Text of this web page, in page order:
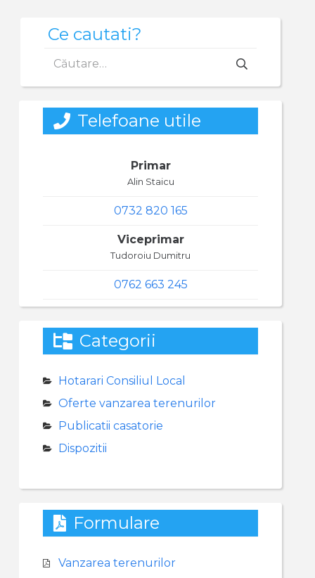
Ce cautati?
după:
Telefoane utile
Primar
Alin Staicu
0732 820 165
Viceprimar
Tudoroiu Dumitru
0762 663 245
Categorii
Hotarari Consiliul Local
Oferte vanzarea terenurilor
Publicatii casatorie
Dispozitii
Formulare
Vanzarea terenurilor